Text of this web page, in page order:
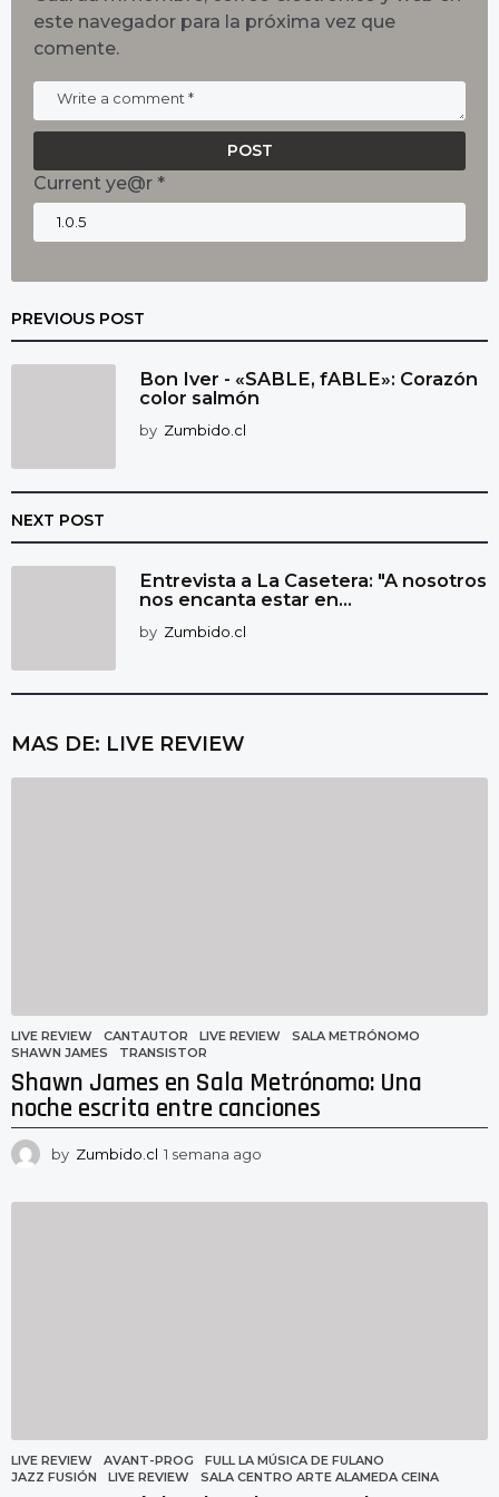
este navegador para la próxima vez que
comente.
Current ye@r *
PREVIOUS POST
Bon Iver - «SABLE, fABLE»: Corazón
color salmón
by Zumbido.cl
NEXT POST
Entrevista a La Casetera: "A nosotros
nos encanta estar en...
by Zumbido.cl
MAS DE: LIVE REVIEW
LIVE REVIEW CANTAUTOR ,LIVE REVIEW ,SALA METRÓNOMO
SHAWN JAMES
,TRANSISTOR
Shawn James en Sala Metrónomo: Una
noche escrita entre canciones
by Zumbido.cl 1 semana ago
LIVE REVIEW AVANT-PROG ,FULL LA MÚSICA DE FULANO
JAZZ FUSIÓN
,LIVE REVIEW ,SALA CENTRO ARTE ALAMEDA CEINA